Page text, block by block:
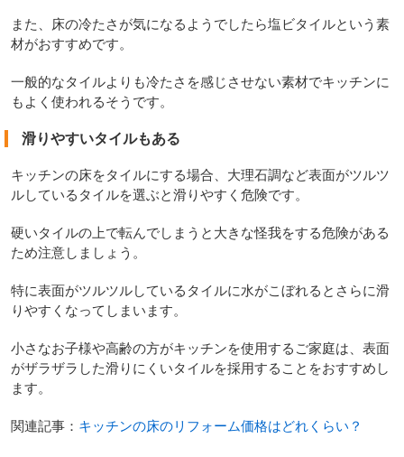
また、床の冷たさが気になるようでしたら塩ビタイルという素
材がおすすめです。
一般的なタイルよりも冷たさを感じさせない素材でキッチンに
もよく使われるそうです。
滑りやすいタイルもある
キッチンの床をタイルにする場合、大理石調など表面がツルツ
ルしているタイルを選ぶと滑りやすく危険です。
硬いタイルの上で転んでしまうと大きな怪我をする危険がある
ため注意しましょう。
特に表面がツルツルしているタイルに水がこぼれるとさらに滑
りやすくなってしまいます。
小さなお子様や高齢の方がキッチンを使用するご家庭は、表面
がザラザラした滑りにくいタイルを採用することをおすすめし
ます。
関連記事： キッチンの床のリフォーム価格はどれくらい？